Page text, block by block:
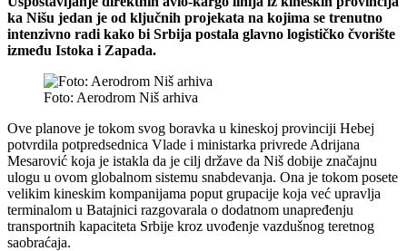
ka Nišu jedan je od ključnih projekata na kojima se trenutno
intenzivno radi kako bi Srbija postala glavno logističko čvorište
između Istoka i Zapada.
Foto: Aerodrom Niš arhiva
Ove planove je tokom svog boravka u kineskoj provinciji Hebej
potvrdila potpredsednica Vlade i ministarka privrede Adrijana
Mesarović koja je istakla da je cilj države da Niš dobije značajnu
ulogu u ovom globalnom sistemu snabdevanja. Ona je tokom posete
velikim kineskim kompanijama poput grupacije koja već upravlja
terminalom u Batajnici razgovarala o dodatnom unapređenju
transportnih kapaciteta Srbije kroz uvođenje vazdušnog teretnog
saobraćaja.